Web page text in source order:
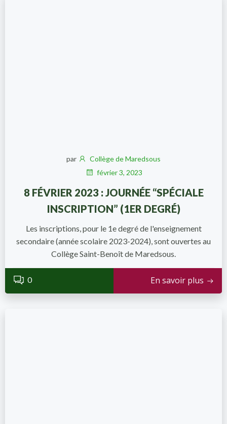
par
Collège de Maredsous
février 3, 2023
8 FÉVRIER 2023 : JOURNÉE “SPÉCIALE
INSCRIPTION” (1ER DEGRÉ)
Les inscriptions, pour le 1e degré de l'enseignement
secondaire (année scolaire 2023-2024), sont ouvertes au
Collège Saint-Benoît de Maredsous.
0 En savoir plus